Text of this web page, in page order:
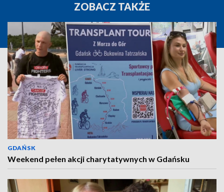
ZOBACZ TAKŻE
GDAŃSK
Weekend pełen akcji charytatywnych w Gdańsku